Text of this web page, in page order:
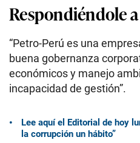
Respondiéndole
“Petro-Perú es una
buena gobernanza
económicos y manejo
incapacidad de gestión”.
Lee aquí el Editorial de hoy
la corrupción un hábito”